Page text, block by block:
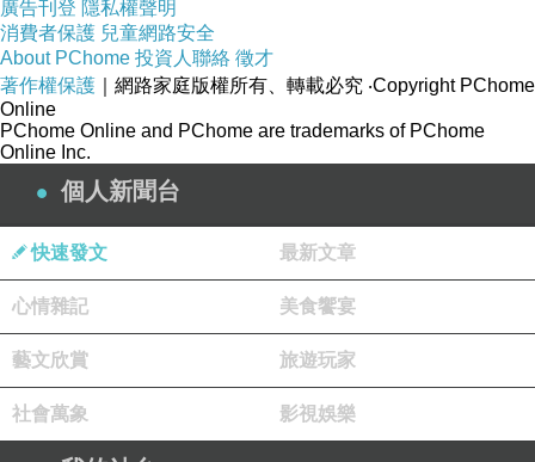
早早就在高鐵站等我的阿姊會合一起出發。
廣告刊登 隱私權聲明
消費者保護 兒童網路安全
About PChome 投資人聯絡 徵才
著作權保護 ｜網路家庭版權所有、轉載必究 ‧Copyright PChome
Online
PChome Online and PChome are trademarks of PChome
Online Inc.
個人新聞台
快速發文 最新文章
心情雜記 美食饗宴
藝文欣賞 旅遊玩家
社會萬象 影視娛樂